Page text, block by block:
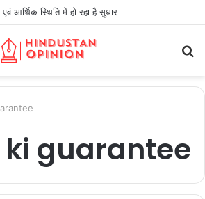
आर्थिक स्थिति में हो रहा है सुधार
ki guarantee